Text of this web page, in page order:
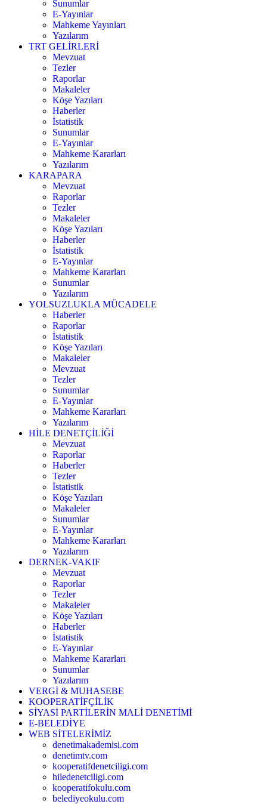
Sunumlar
E-Yayınlar
Mahkeme Yayınları
Yazılarım
TRT GELİRLERİ
Mevzuat
Tezler
Raporlar
Makaleler
Köşe Yazıları
Haberler
İstatistik
Sunumlar
E-Yayınlar
Mahkeme Kararları
Yazılarım
KARAPARA
Mevzuat
Raporlar
Tezler
Makaleler
Köşe Yazıları
Haberler
İstatistik
E-Yayınlar
Mahkeme Kararları
Sunumlar
Yazılarım
YOLSUZLUKLA MÜCADELE
Haberler
Raporlar
İstatistik
Köşe Yazıları
Makaleler
Mevzuat
Tezler
Sunumlar
E-Yayınlar
Mahkeme Kararları
Yazılarım
HİLE DENETÇİLİĞİ
Mevzuat
Raporlar
Haberler
Tezler
İstatistik
Köşe Yazıları
Makaleler
Sunumlar
E-Yayınlar
Mahkeme Kararları
Yazılarım
DERNEK-VAKIF
Mevzuat
Raporlar
Tezler
Makaleler
Köşe Yazıları
Haberler
İstatistik
E-Yayınlar
Mahkeme Kararları
Sunumlar
Yazılarım
VERGİ & MUHASEBE
KOOPERATİFÇİLİK
SİYASİ PARTİLERİN MALİ DENETİMİ
E-BELEDİYE
WEB SİTELERİMİZ
denetimakademisi.com
denetimtv.com
kooperatifdenetciligi.com
hiledenetciligi.com
kooperatifokulu.com
belediyeokulu.com